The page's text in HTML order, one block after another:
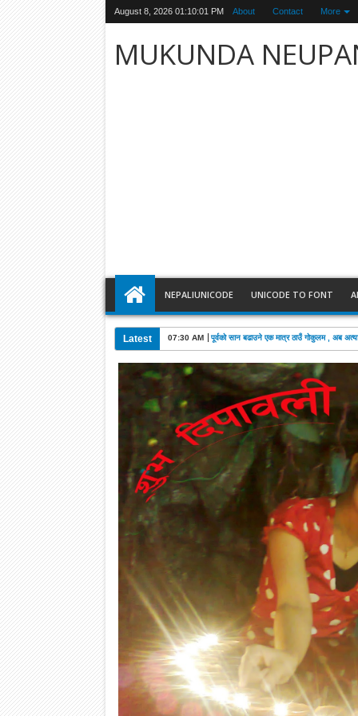
August 8, 2026 01:10:02 PM About Contact More
MUKUNDA
NEPALIUNICODE UNICODE TO FONT
Latest 03:28 AM खड्काको निधनमा कांग्रेसले पाँच दिन शोक मनाउने: